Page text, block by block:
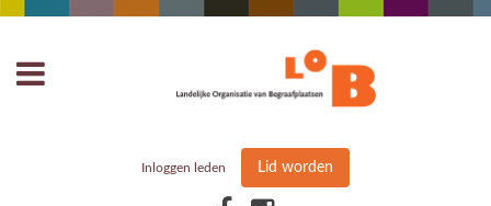
Inloggen leden Lid worden